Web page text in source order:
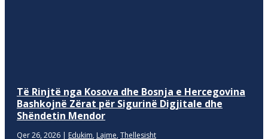
Të Rinjtë nga Kosova dhe Bosnja e Hercegovina
Bashkojnë Zërat për Sigurinë Digjitale dhe
Shëndetin Mendor
Qer 26, 2026 | Edukim, Lajme, Thellesisht